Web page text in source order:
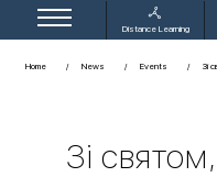
Distance Learning
Home News Events Зі
Зі